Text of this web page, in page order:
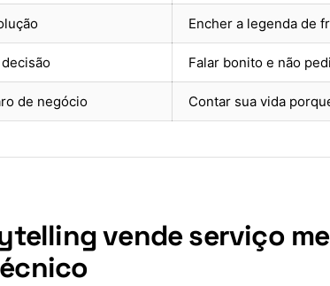
Encher a legenda de
Falar bonito e não
de negócio Contar sua vida
vende serviço